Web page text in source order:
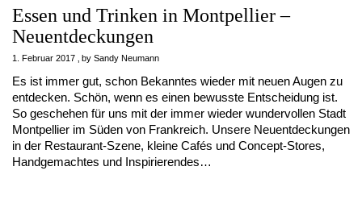
Essen und Trinken in Montpellier –
Neuentdeckungen
1. Februar 2017 by Sandy Neumann
Es ist immer gut, schon Bekanntes wieder mit neuen Augen zu
entdecken. Schön, wenn es einen bewusste Entscheidung ist.
So geschehen für uns mit der immer wieder wundervollen Stadt
Montpellier im Süden von Frankreich. Unsere Neuentdeckungen
in der Restaurant-Szene, kleine Cafés und Concept-Stores,
Handgemachtes und Inspirierendes…